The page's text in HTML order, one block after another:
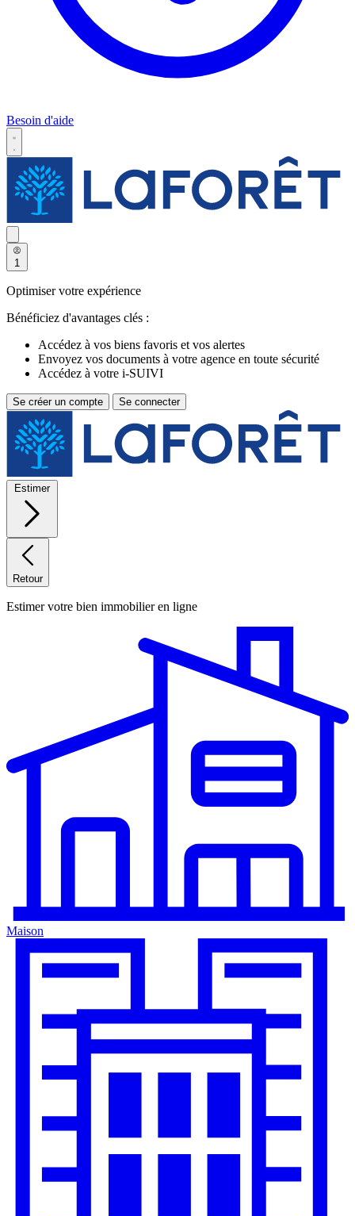
Besoin d'aide
1
Optimiser votre expérience
Bénéficiez d'avantages clés :
Accédez à vos biens favoris et vos alertes
Envoyez vos documents à votre agence en toute sécurité
Accédez à votre i-SUIVI
Se créer un compte Se connecter
Estimer
Retour
Estimer votre bien immobilier en ligne
Maison